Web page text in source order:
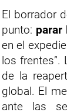
El borrador
punto: parar
en el
los frentes”.
de la
global. El
ante las